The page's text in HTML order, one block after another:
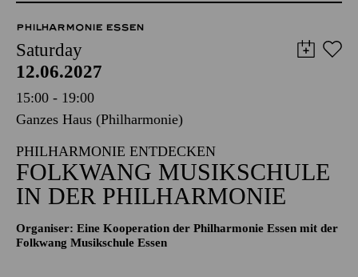
PHILHARMONIE ESSEN
Saturday
12.06.2027
15:00 - 19:00
Ganzes Haus (Philharmonie)
PHILHARMONIE ENTDECKEN
FOLKWANG MUSIKSCHULE
IN DER PHILHARMONIE
Organiser: Eine Kooperation der Philharmonie Essen mit der
Folkwang Musikschule Essen